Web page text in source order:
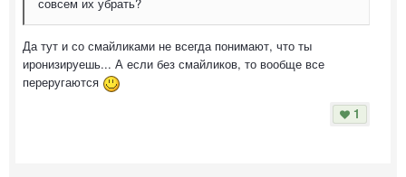
Да тут и со смайликами не всегда понимают, что ты
иронизируешь... А если без смайликов, то вообще все
переругаются
1